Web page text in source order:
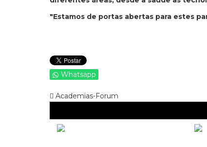
"Estamos de portas abertas para estes
Whatsapp
Academias-Forum